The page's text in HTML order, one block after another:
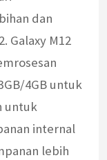
dan
Galaxy M12
4GB untuk
untuk
internal
lebih